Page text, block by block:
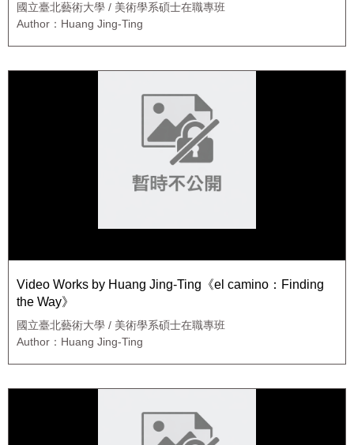
國立臺北藝術大學 / 美術學系碩士在職專班
Author：Huang Jing-Ting
Video Works by Huang Jing-Ting《el camino：Finding
the Way》
國立臺北藝術大學 / 美術學系碩士在職專班
Author：Huang Jing-Ting